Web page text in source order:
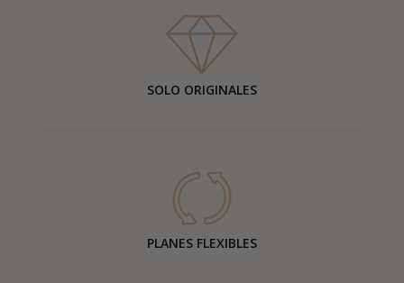
SOLO ORIGINALES
PLANES FLEXIBLES